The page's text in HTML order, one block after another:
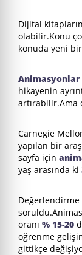
Dijital
olabilir.Konu
konuda yeni
Animasyonlar
hikayenin
artırabilir.Ama
Carnegie
yapılan bir
sayfa için
yaş arasında ki
Değerlendirme
oranı % 15-20
öğrenme
gittikçe